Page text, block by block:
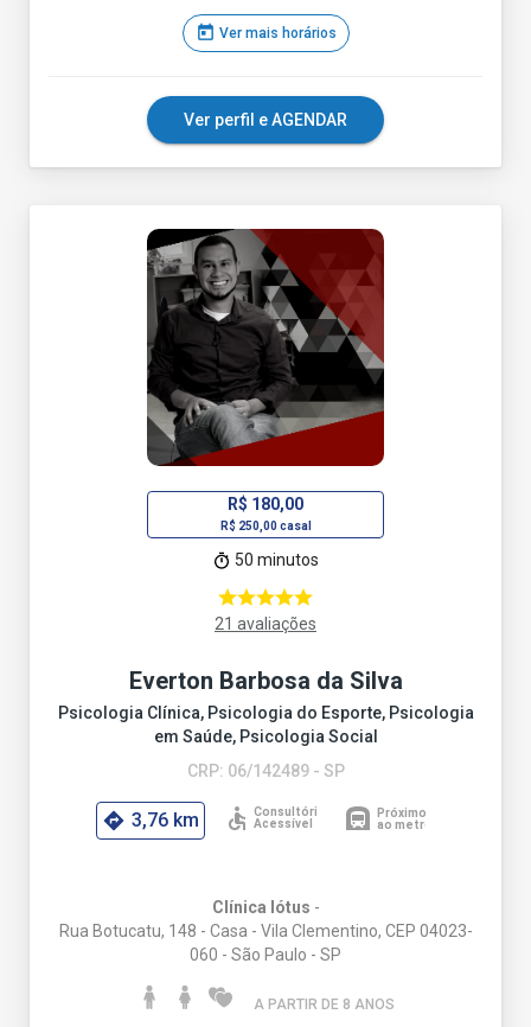
today Ver mais horários
Ver perfil e AGENDAR
R$ 180,00
R$ 250,00 casal
50 minutos
21 avaliações
Everton Barbosa da Silva
Psicologia Clínica, Psicologia do Esporte, Psicologia
em Saúde, Psicologia Social
CRP: 06/142489 - SP
3,76 km
Clínica lótus -
Rua Botucatu, 148 - Casa - Vila Clementino, CEP 04023-
060 - São Paulo - SP
A PARTIR DE 8 ANOS